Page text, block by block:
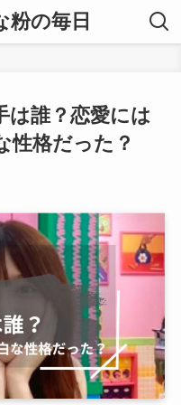
粉の毎日
は誰？恋愛には
性格だった？